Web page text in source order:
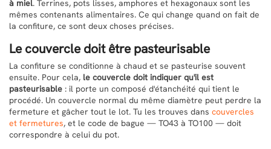
à miel. Terrines, pots lisses, amphores et hexagonaux sont les
mêmes contenants alimentaires. Ce qui change quand on fait de
la confiture, ce sont deux choses précises.
Le couvercle doit être pasteurisable
La confiture se conditionne à chaud et se pasteurise souvent
ensuite. Pour cela, le couvercle doit indiquer qu'il est
pasteurisable : il porte un composé d'étanchéité qui tient le
procédé. Un couvercle normal du même diamètre peut perdre la
fermeture et gâcher tout le lot. Tu les trouves dans couvercles
et fermetures, et le code de bague — TO43 à TO100 — doit
correspondre à celui du pot.